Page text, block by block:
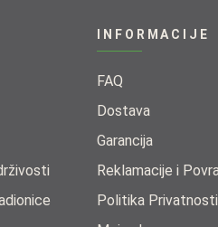
INFORMACIJE
FAQ
Dostava
Garancija
Reklamacije i
Politika Privatnosti